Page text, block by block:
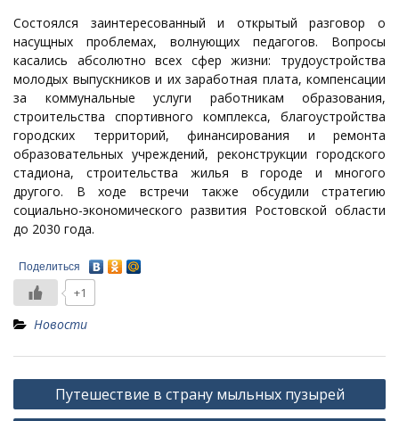
Состоялся заинтересованный и открытый разговор о
насущных проблемах, волнующих педагогов. Вопросы
касались абсолютно всех сфер жизни: трудоустройства
молодых выпускников и их заработная плата, компенсации
за коммунальные услуги работникам образования,
строительства спортивного комплекса, благоустройства
городских территорий, финансирования и ремонта
образовательных учреждений, реконструкции городского
стадиона, строительства жилья в городе и многого
другого. В ходе встречи также обсудили стратегию
социально-экономического развития Ростовской области
до 2030 года.
Поделиться
+1
Новости
Навигация
по
Путешествие в страну мыльных пузырей